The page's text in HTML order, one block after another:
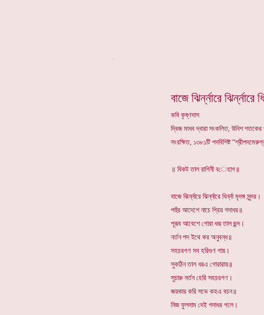
বাজে ঝির্ন্নারে ঝির্ন্নারে
কবি কৃষ্ণদাস
দ্বিজ মাধব দ্বারা সংকলিত, উনিশ শতকের
সংরক্ষিত, ১৩৮১টি পদবিশিষ্ট
॥ বিকট তাল রাগিনী বেহাগ॥
বাজে ঝির্ন্নারে ঝির্ন্নারে ধির্ন্না মৃদঙ্গ সুন্দর।
পহুঁর আদেশে নাচে প্রিয় গদাধর॥
পূরূব আবেশে গোরা ধরূ তাল ছন্দ।
নর্তন পদ ইথে কর অনুবন্ধ॥
সহচরগণ সব হরিগুণ গায়।
সুকঠিন তাল ধরএ গোরারায়॥
সুচারু নর্তন হেরি সহচরগণ।
জয়কার করি সভে কহএ বচন॥
নিজ ফুলদাম দেই গদাধর গলে।